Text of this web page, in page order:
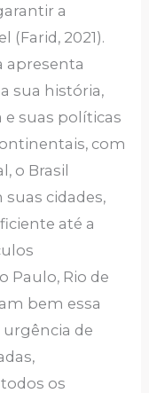
a
2021).
apresenta
sua história,
suas políticas
com
o Brasil
cidades,
até a
Paulo, Rio de
bem essa
de
os